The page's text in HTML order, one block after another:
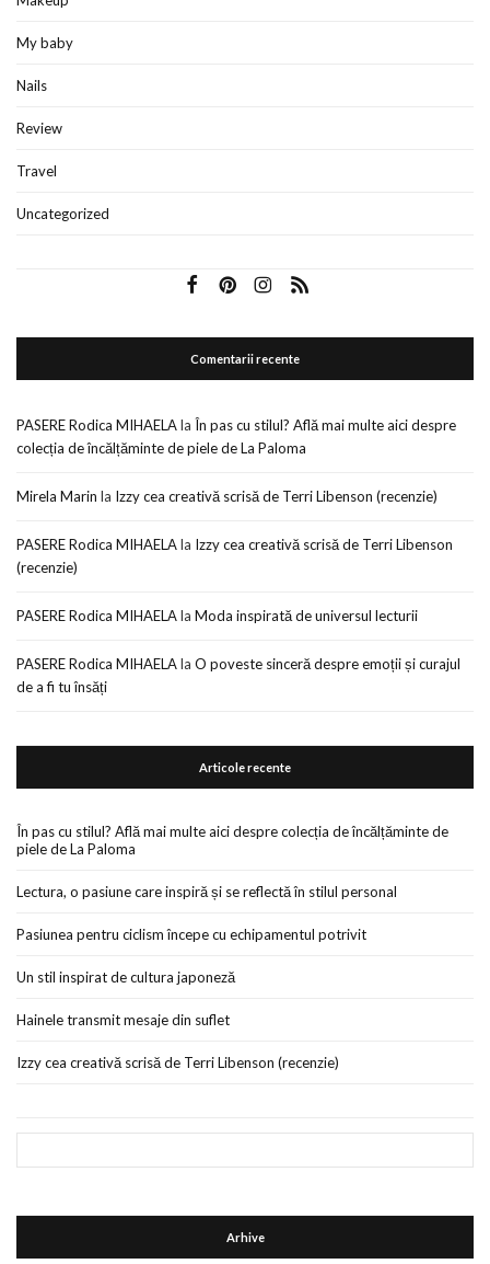
My baby
Nails
Review
Travel
Uncategorized
Comentarii recente
PASERE Rodica MIHAELAla În pas cu stilul? Află mai multe aici despre
colecția de încălțăminte de piele de La Paloma
Mirela Marin la Izzy cea creativă scrisă de Terri Libenson (recenzie)
PASERE Rodica MIHAELAla Izzy cea creativă scrisă de Terri Libenson
(recenzie)
PASERE Rodica MIHAELAla Moda inspirată de universul lecturii
PASERE Rodica MIHAELAla O poveste sinceră despre emoții și curajul
de a fi tu însăți
Articole recente
În pas cu stilul? Află mai multe aici despre colecția de încălțăminte de
piele de La Paloma
Lectura, o pasiune care inspiră și se reflectă în stilul personal
Pasiunea pentru ciclism începe cu echipamentul potrivit
Un stil inspirat de cultura japoneză
Hainele transmit mesaje din suflet
Izzy cea creativă scrisă de Terri Libenson (recenzie)
Arhive